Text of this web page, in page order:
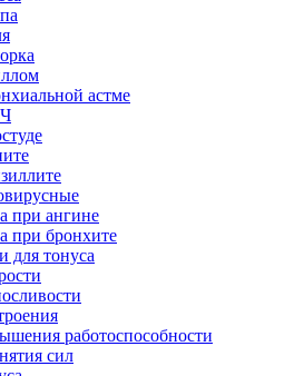
астме
при ангине
при бронхите
для тонуса
работоспособности
сил